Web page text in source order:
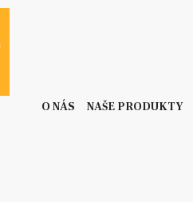
O NÁS NAŠE PRODUKTY